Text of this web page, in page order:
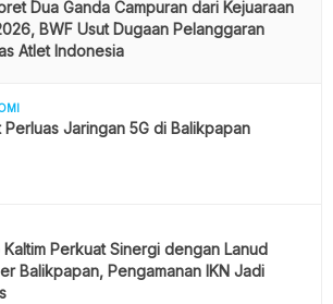
Dua Ganda Campuran dari Kejuaraan
BWF Usut Dugaan Pelanggaran
Atlet Indonesia
Perluas Jaringan 5G di Balikpapan
Perkuat Sinergi dengan Lanud
Balikpapan, Pengamanan IKN Jadi